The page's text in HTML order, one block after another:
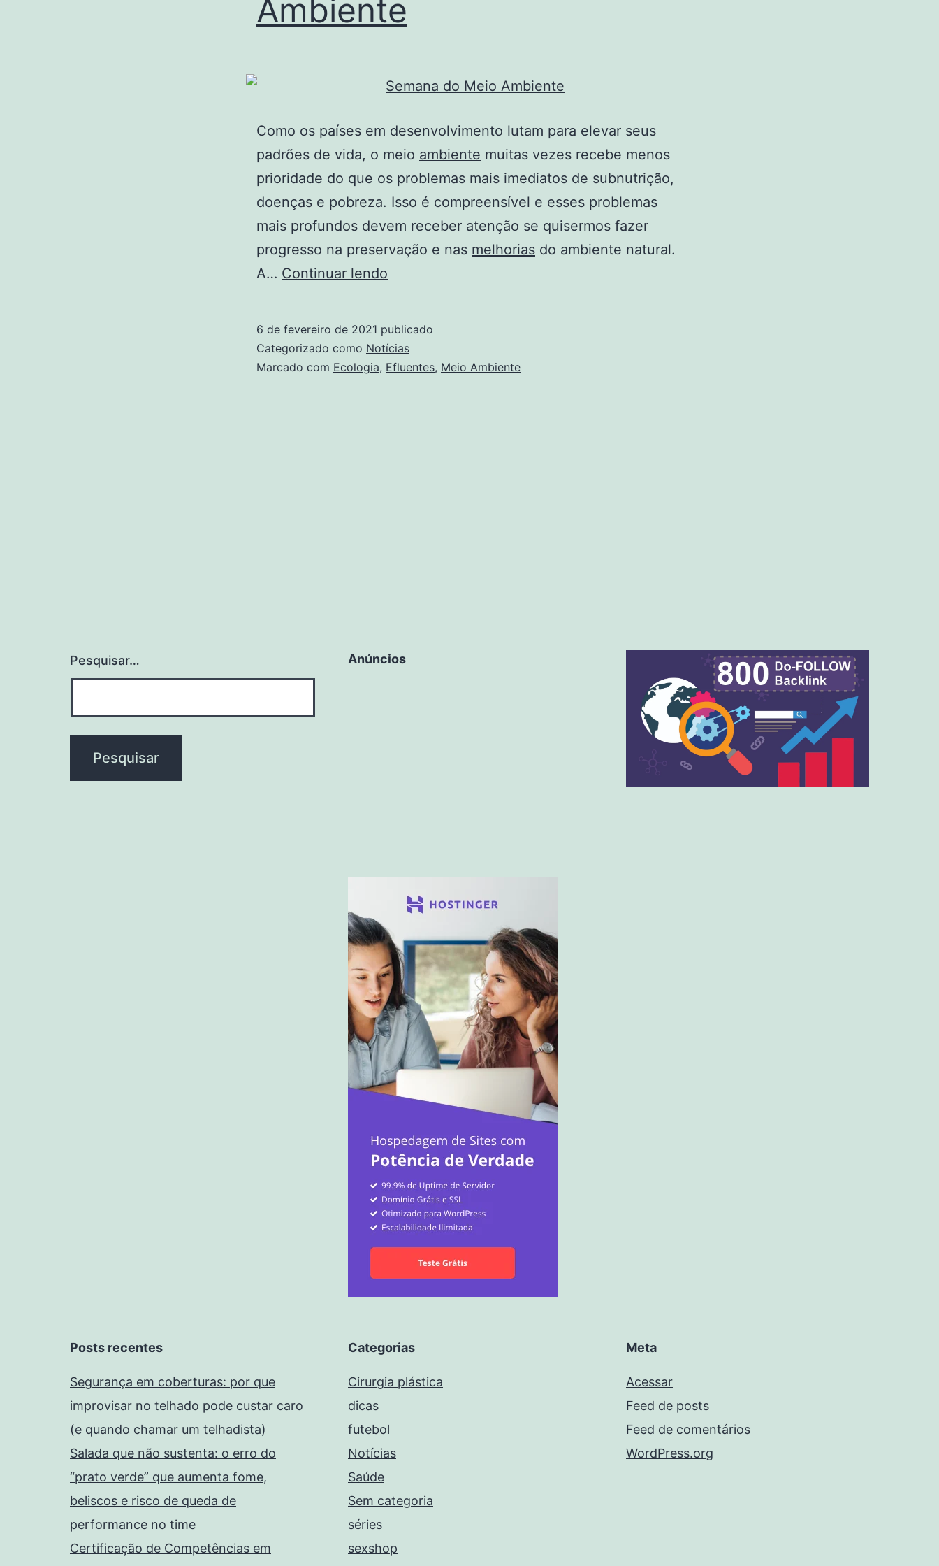
Ambiente
Como os países em desenvolvimento lutam para elevar seus
padrões de vida, o meio ambiente muitas vezes recebe menos
prioridade do que os problemas mais imediatos de subnutrição,
doenças e pobreza. Isso é compreensível e esses problemas
mais profundos devem receber atenção se quisermos fazer
progresso na preservação e nas melhorias do ambiente natural.
A… Continuar lendo
Ambiente
6 de fevereiro de 2021 publicado
Categorizado como Notícias
Marcado com Ecologia, Efluentes, Meio Ambiente
Pesquisar… Anúncios
Posts recentes
Segurança em coberturas: por que
improvisar no telhado pode custar caro
(e quando chamar um telhadista)
Salada que não sustenta: o erro do
“prato verde” que aumenta fome,
beliscos e risco de queda de
performance no time
Certificação de Competências em
Categorias
Cirurgia plástica
dicas
futebol
Notícias
Saúde
Sem categoria
séries
sexshop
Meta
Acessar
Feed de posts
Feed de comentários
WordPress.org